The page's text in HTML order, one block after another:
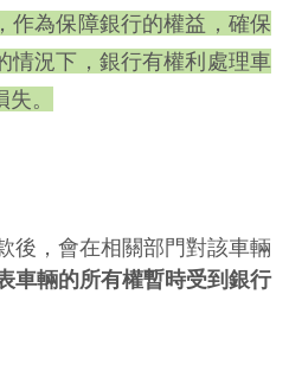
作為保障銀行的權益，確保
情況下，銀行有權利處理車
。
後，會在相關部門對該車輛
車輛的所有權暫時受到銀行